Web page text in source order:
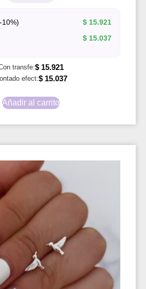
$ 15.921
$ 15.037
transfe:$15.921
efect:$15.037
Añadir al carrito